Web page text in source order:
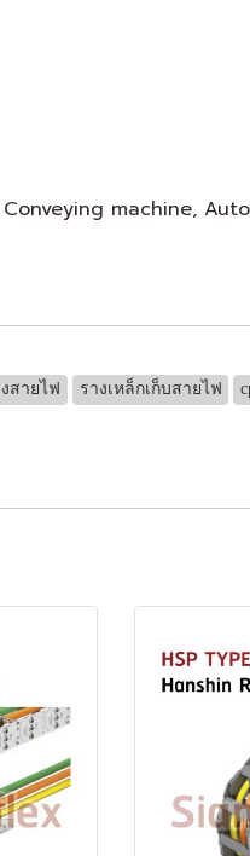
machine,
สายไฟ รางเหล็กเก็บสายไฟ